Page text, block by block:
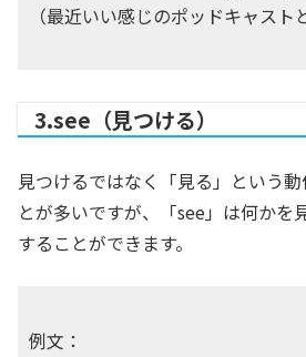
（最近いい感じのポッドキャスト
3.see（見つける）
見つけるではなく「見る」という
とが多いですが、「see」は何かを
することができます。
例文：